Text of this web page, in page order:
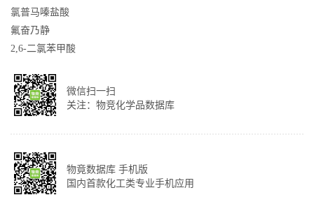
氯普马嗪盐酸
氟奋乃静
2,6-二氯苯甲酸
微信扫一扫
关注：物竞化学品数据库
物竟数据库 手机版
国内首款化工类专业手机应用